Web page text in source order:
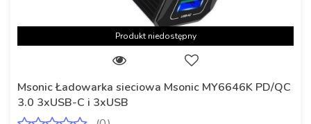
Produkt niedostępny
Msonic Ładowarka sieciowa Msonic MY6646K PD/QC
3.0 3xUSB-C i 3xUSB